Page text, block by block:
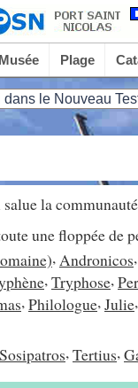
Musée Plage
dans le Nouveau
la
une floppée de
,Andronicos,
,Tryphose,
,Philologue,Julie,
Sosipatros,Tertius,